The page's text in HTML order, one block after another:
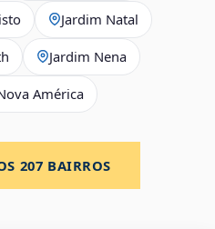
Jardim Natal
Jardim Nena
América
207 BAIRROS